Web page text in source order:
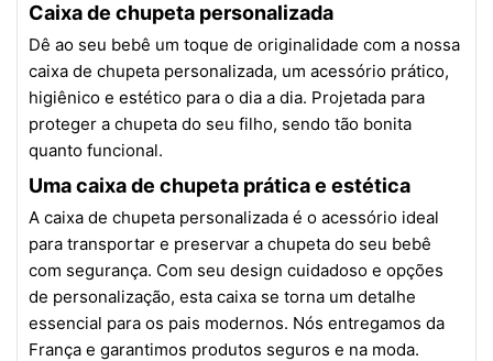
Caixa de chupeta personalizada
Dê ao seu bebê um toque de originalidade com a nossa
caixa de chupeta personalizada, um acessório prático,
higiênico e estético para o dia a dia. Projetada para
proteger a chupeta do seu filho, sendo tão bonita
quanto funcional.
Uma caixa de chupeta prática e estética
A caixa de chupeta personalizada é o acessório ideal
para transportar e preservar a chupeta do seu bebê
com segurança. Com seu design cuidadoso e opções
de personalização, esta caixa se torna um detalhe
essencial para os pais modernos. Nós entregamos da
França e garantimos produtos seguros e na moda.